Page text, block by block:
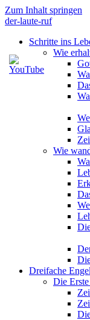
Zum Inhalt springen
der-laute-ruf
Schritte ins
Wie
Wie
Dreifache
Die